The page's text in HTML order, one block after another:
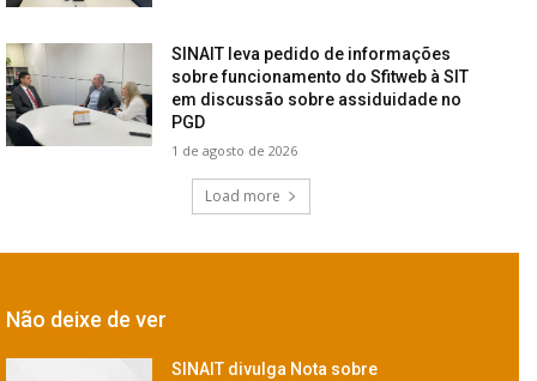
SINAIT leva pedido de informações
sobre funcionamento do Sfitweb à SIT
em discussão sobre assiduidade no
PGD
1 de agosto de 2026
Load more
Não deixe de ver
SINAIT divulga Nota sobre